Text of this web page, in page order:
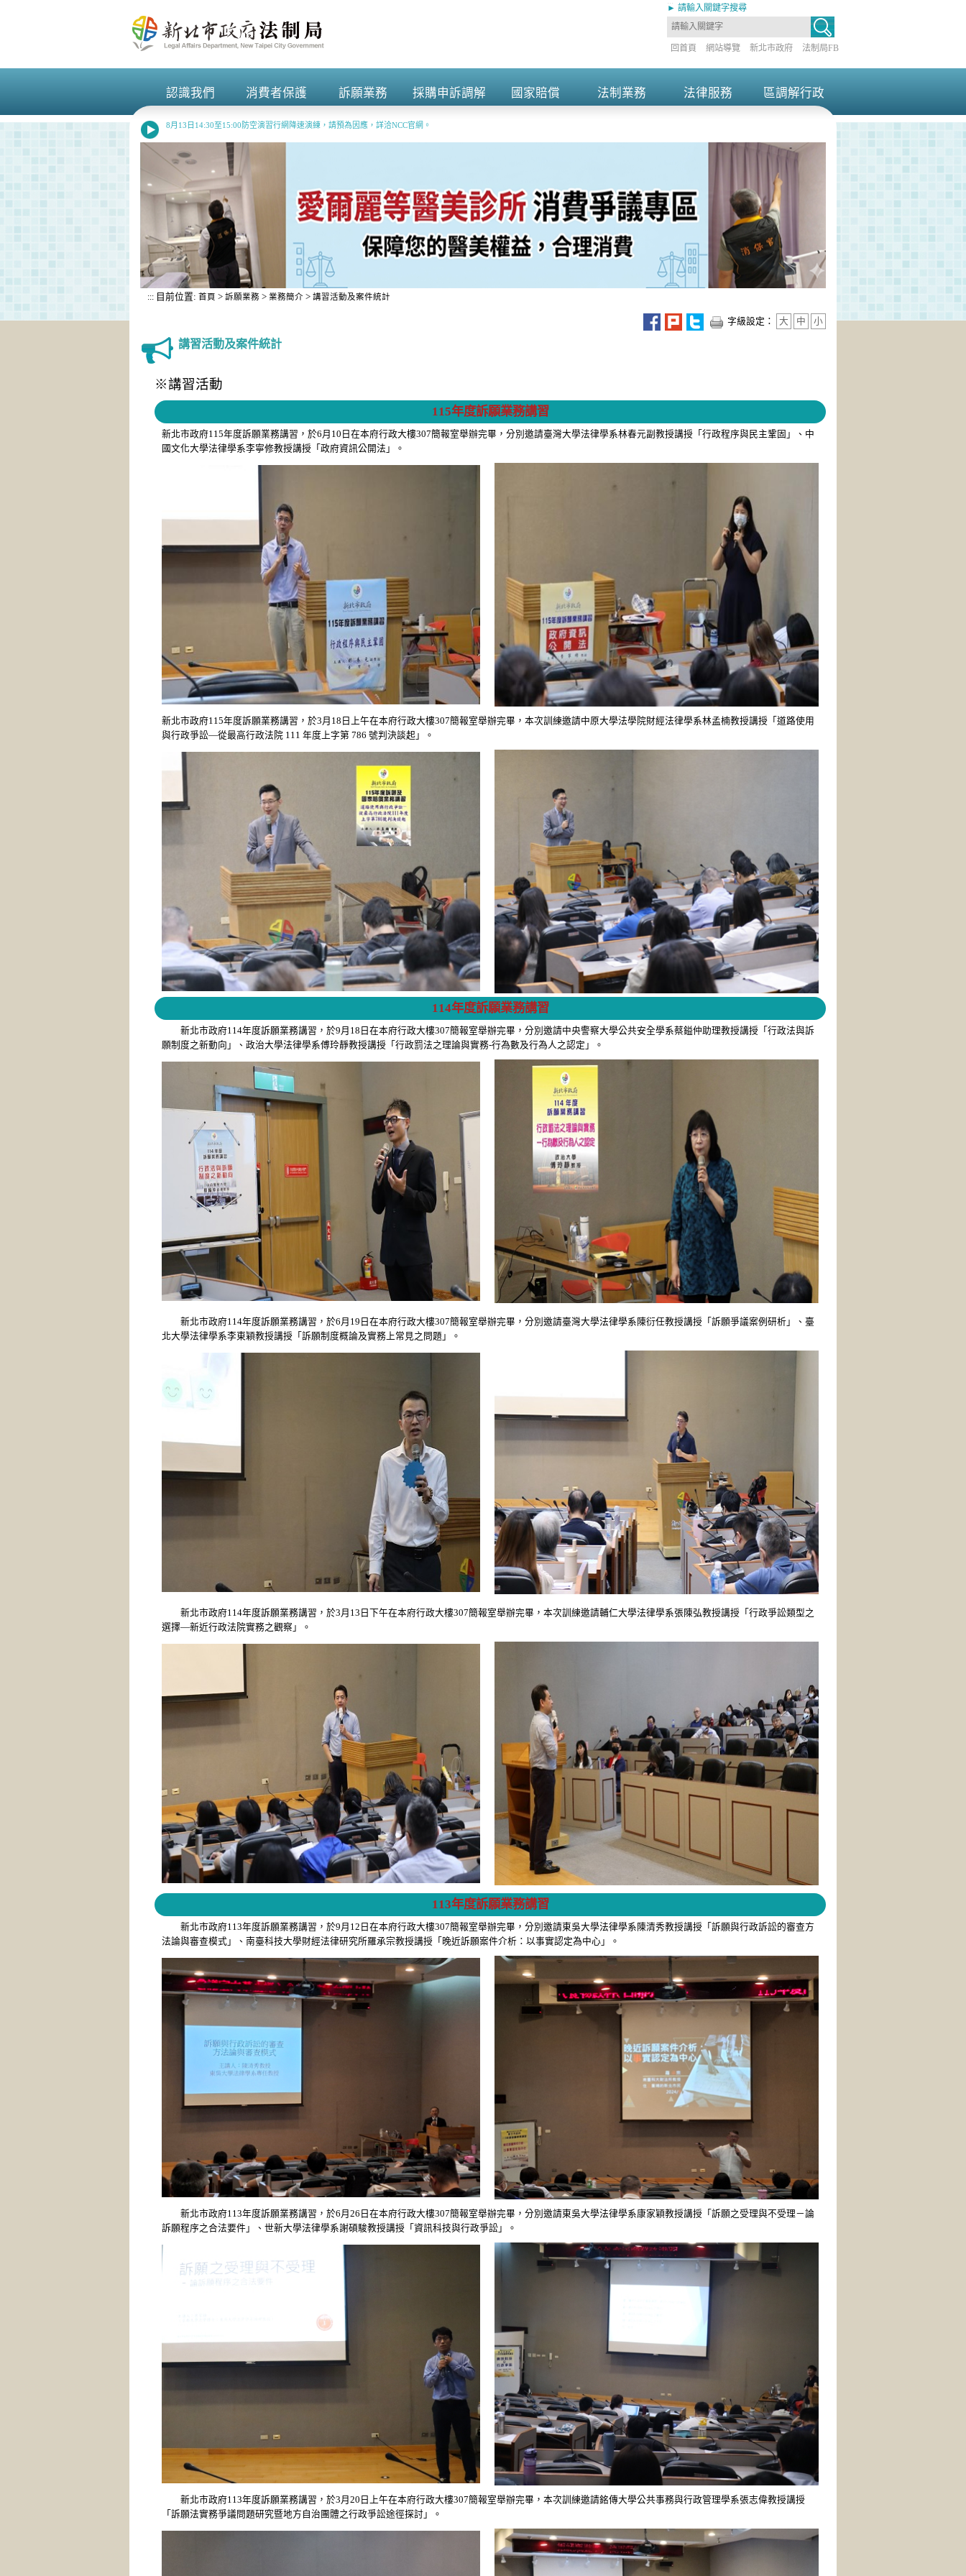
► 請輸入關鍵字搜尋
回首頁 網站導覽 新北市政府 法制局FB
認識我們
消費者保護
訴願業務
採購申訴調解
國家賠償
法制業務
法律服務
區調解行政
8月13日14:30至15:00防空演習行網降速演練，請預為因應，詳洽NCC官網。
新北市政府法律諮詢採現場受理及網路線上預約，受理時間：週一至週五上午9點至12點，下午2點至5點，請逕至本府行政大樓（新北市板橋區中山路1段161號）1樓聯合服務中心
::: 目前位置: 首頁 > 訴願業務 > 業務簡介 > 講習活動及案件統計
字級設定： 大 中 小
講習活動及案件統計
※講習活動
115年度訴願業務講習
新北市政府115年度訴願業務講習，於6月10日在本府行政大樓307簡報室舉辦完畢，分別邀請臺灣大學法律學系林春元副教授講授「行政程序與民主鞏固」、中
國文化大學法律學系李寧修教授講授「政府資訊公開法」。
新北市政府115年度訴願業務講習，於3月18日上午在本府行政大樓307簡報室舉辦完畢，本次訓練邀請中原大學法學院財經法律學系林孟楠教授講授「道路使用
與行政爭訟—從最高行政法院 111 年度上字第 786 號判決談起」。
114年度訴願業務講習
新北市政府114年度訴願業務講習，於9月18日在本府行政大樓307簡報室舉辦完畢，分別邀請中央警察大學公共安全學系蔡鎰仲助理教授講授「行政法與訴
願制度之新動向」、政治大學法律學系傅玲靜教授講授「行政罰法之理論與實務-行為數及行為人之認定」。
新北市政府114年度訴願業務講習，於6月19日在本府行政大樓307簡報室舉辦完畢，分別邀請臺灣大學法律學系陳衍任教授講授「訴願爭議案例研析」、臺
北大學法律學系李東穎教授講授「訴願制度概論及實務上常見之問題」。
新北市政府114年度訴願業務講習，於3月13日下午在本府行政大樓307簡報室舉辦完畢，本次訓練邀請輔仁大學法律學系張陳弘教授講授「行政爭訟類型之
選擇—新近行政法院實務之觀察」。
113年度訴願業務講習
新北市政府113年度訴願業務講習，於9月12日在本府行政大樓307簡報室舉辦完畢，分別邀請東吳大學法律學系陳清秀教授講授「訴願與行政訴訟的審查方
法論與審查模式」、南臺科技大學財經法律研究所羅承宗教授講授「晚近訴願案件介析：以事實認定為中心」。
新北市政府113年度訴願業務講習，於6月26日在本府行政大樓307簡報室舉辦完畢，分別邀請東吳大學法律學系康家穎教授講授「訴願之受理與不受理－論
訴願程序之合法要件」、世新大學法律學系謝碩駿教授講授「資訊科技與行政爭訟」。
新北市政府113年度訴願業務講習，於3月20日上午在本府行政大樓307簡報室舉辦完畢，本次訓練邀請銘傳大學公共事務與行政管理學系張志偉教授講授
「訴願法實務爭議問題研究暨地方自治團體之行政爭訟途徑探討」。